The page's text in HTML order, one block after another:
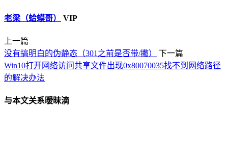
老梁（蛤蟆哥） VIP
上一篇
没有搞明白的伪静态（301之前是否带/撇）
下一篇
Win10打开网络访问共享文件出现0x80070035找不到网络路径
的解决办法
与本文关系暧昧滴